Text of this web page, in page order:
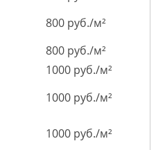
800 руб./м²
800 руб./м²
1000 руб./м²
1000 руб./м²
1000 руб./м²